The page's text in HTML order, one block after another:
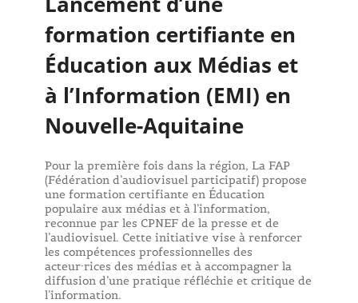
formation certifiante en
Éducation aux Médias et
à l’Information (EMI) en
Nouvelle-Aquitaine
Pour la première fois dans la région, La FAP
(Fédération d’audiovisuel participatif) propose
une formation certifiante en Éducation
populaire aux médias et à l’information,
reconnue par les CPNEF de la presse et de
l’audiovisuel. Cette initiative vise à renforcer
les compétences professionnelles des
acteur·rices des médias et à accompagner la
diffusion d’une pratique réfléchie et critique de
l’information.